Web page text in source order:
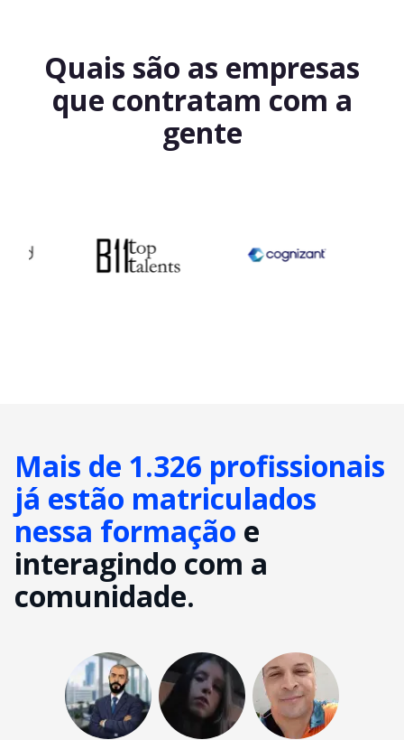
Quais são as empresas
que contratam com a
gente
Mais de 1.326 profissionais
já estão matriculados
nessa formação e
interagindo com a
comunidade.